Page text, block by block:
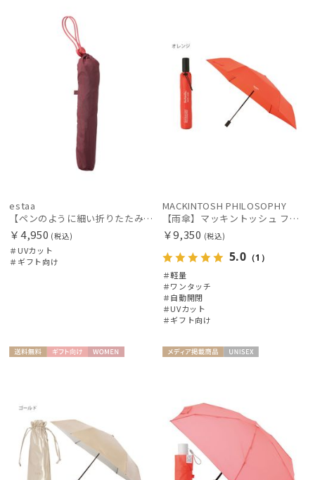
estaa
【ペンのように細い折りたたみ傘】Pitaa pen プレーン55
￥4,950 (税込)
＃UVカット
＃ギフト向け
MACKINTOSH PHILOSOPHY
【雨傘】マッキントッシュ フィロソフィー (MACKINTOSH PHILOSOPHY) Birbrella AUTO-JUMP バーブレラ 自動開閉 折りたたみ
￥9,350 (税込)
5.0 （1）
＃軽量
＃ワンタッチ
＃自動開閉
＃UVカット
＃ギフト向け